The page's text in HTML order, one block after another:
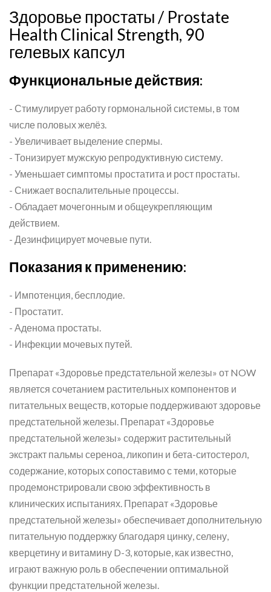
Здоровье простаты / Prostate
Health Clinical Strength, 90
гелевых капсул
Функциональные действия:
- Стимулирует работу гормональной системы, в том
числе половых желёз.
- Увеличивает выделение спермы.
- Тонизирует мужскую репродуктивную систему.
- Уменьшает симптомы простатита и рост простаты.
- Снижает воспалительные процессы.
- Обладает мочегонным и общеукрепляющим
действием.
- Дезинфицирует мочевые пути.
Показания к применению:
- Импотенция, бесплодие.
- Простатит.
- Аденома простаты.
- Инфекции мочевых путей.
Препарат «Здоровье предстательной железы» от NOW
является сочетанием растительных компонентов и
питательных веществ, которые поддерживают здоровье
предстательной железы. Препарат «Здоровье
предстательной железы» содержит растительный
экстракт пальмы сереноа, ликопин и бета-ситостерол,
содержание, которых сопоставимо с теми, которые
продемонстрировали свою эффективность в
клинических испытаниях. Препарат «Здоровье
предстательной железы» обеспечивает дополнительную
питательную поддержку благодаря цинку, селену,
кверцетину и витамину D-3, которые, как известно,
играют важную роль в обеспечении оптимальной
функции предстательной железы.